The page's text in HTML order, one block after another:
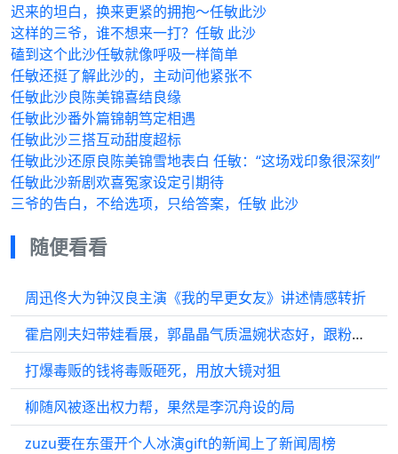
迟来的坦白，换来更紧的拥抱～任敏此沙
这样的三爷，谁不想来一打？任敏 此沙
磕到这个此沙任敏就像呼吸一样简单
任敏还挺了解此沙的，主动问他紧张不
任敏此沙良陈美锦喜结良缘
任敏此沙番外篇锦朝笃定相遇
任敏此沙三搭互动甜度超标
任敏此沙还原良陈美锦雪地表白 任敏：“这场戏印象很深刻”
任敏此沙新剧欢喜冤家设定引期待
三爷的告白，不给选项，只给答案，任敏 此沙
随便看看
周迅佟大为钟汉良主演《我的早更女友》讲述情感转折
霍启刚夫妇带娃看展，郭晶晶气质温婉状态好，跟粉丝合影没架子
打爆毒贩的钱将毒贩砸死，用放大镜对狙
柳随风被逐出权力帮，果然是李沉舟设的局
zuzu要在东蛋开个人冰演gift的新闻上了新闻周榜